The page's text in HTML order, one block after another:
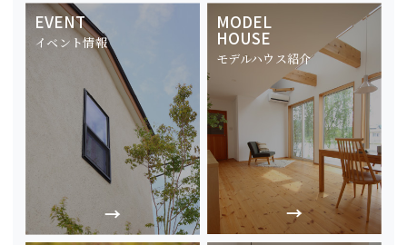
EVENT
イベント情報
MODEL
HOUSE
モデルハウス紹介